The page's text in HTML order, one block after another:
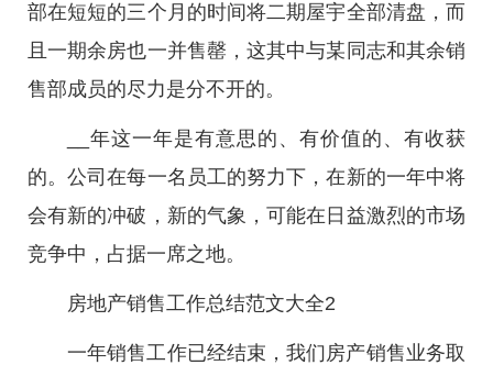
部在短短的三个月的时间将二期屋宇全部清盘，而
且一期余房也一并售罄，这其中与某同志和其余销
售部成员的尽力是分不开的。
__年这一年是有意思的、有价值的、有收获
的。公司在每一名员工的努力下，在新的一年中将
会有新的冲破，新的气象，可能在日益激烈的市场
竞争中，占据一席之地。
房地产销售工作总结范文大全2
一年销售工作已经结束，我们房产销售业务取